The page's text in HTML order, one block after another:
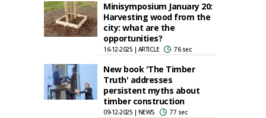
Minisymposium January 20:
Harvesting wood from the
city: what are the
opportunities?
16-12-2025 | ARTICLE 76 sec
New book 'The Timber
Truth' addresses
persistent myths about
timber construction
09-12-2025 | NEWS 77 sec